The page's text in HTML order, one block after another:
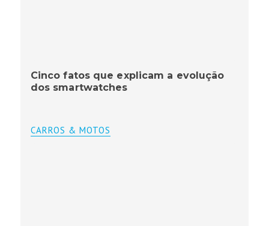
Cinco fatos que explicam a evolução
dos smartwatches
CARROS & MOTOS